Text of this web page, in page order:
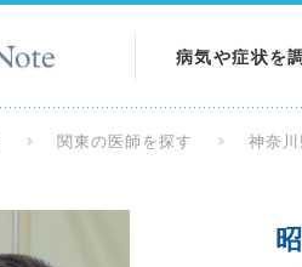
病気や症状を
検査を調べる
関東の医師を探す 神奈